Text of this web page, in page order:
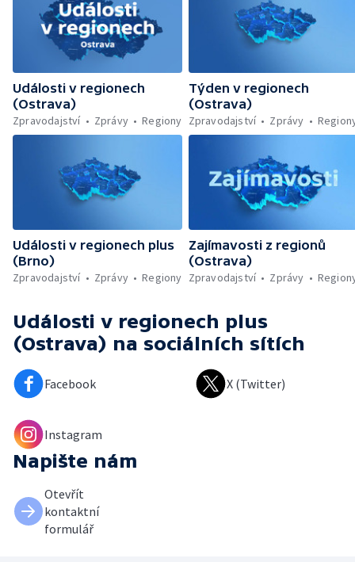
Události v regionech
(Ostrava)
Zpravodajství
Zprávy Regiony
Týden v regionech
(Ostrava)
Zpravodajství
Zprávy
Události v regionech plus
(Brno)
Zpravodajství
Zprávy Regiony
Zajímavosti z regionů
(Ostrava)
Zpravodajství
Zprávy
Události v regionech plus
(Ostrava) na sociálních sítích
Facebook X (Twitter)
Instagram
Napište nám
Otevřít
kontaktní
formulář